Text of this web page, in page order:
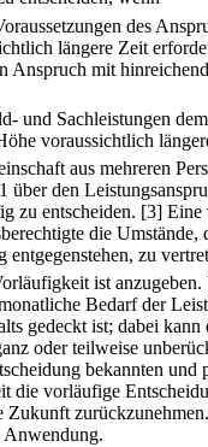
des
längere Zeit
Anspruch mit
und Sachleistungen
voraussichtlich
aus mehreren
über den
zu entscheiden. [3] Eine
die Umstände,
entgegenstehen, zu
ist anzugeben.
Bedarf der
gedeckt ist; dabei
oder teilweise
bekannten und
die vorläufige
Zukunft zurückzunehmen.
Anwendung.